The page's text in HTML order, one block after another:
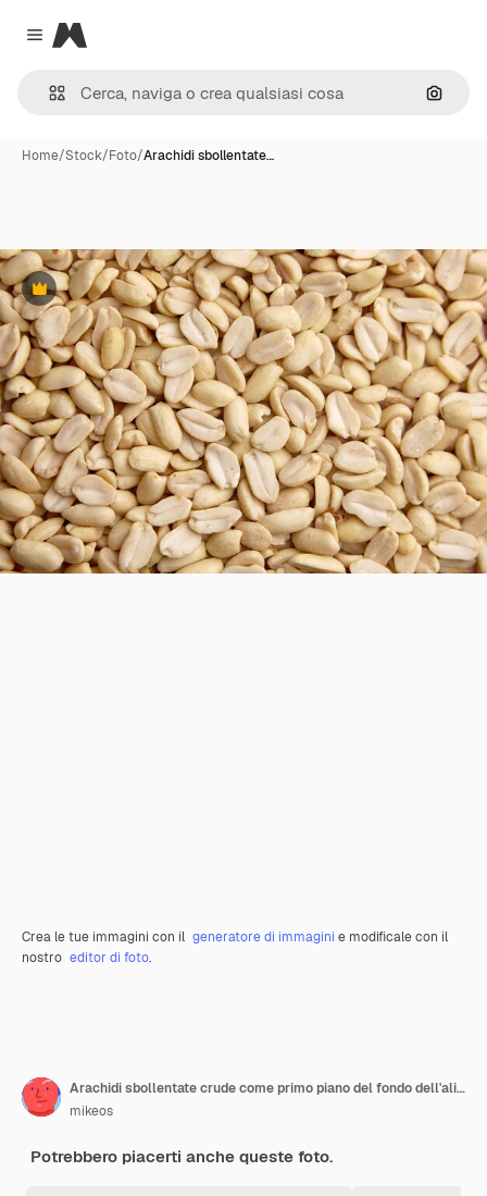
Close menu
Magnific
Cerca
Home/Stock/Foto/Arachidi sbollentate…
Premium
Crea le tue immagini con il generatore di immagini e modificale con il
nostro editor di foto.
Arachidi sbollentate crude come primo piano del fondo dell'alimento
mikeos
Potrebbero piacerti anche queste foto.